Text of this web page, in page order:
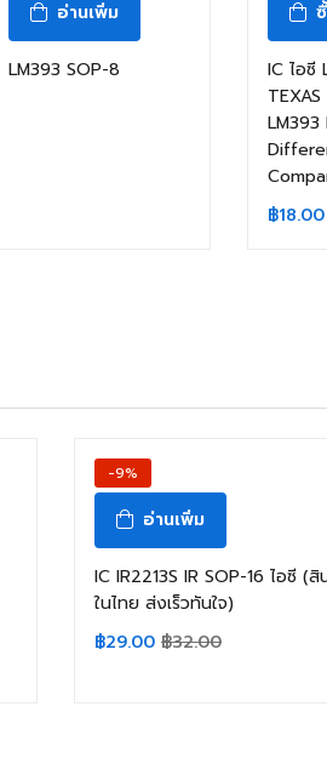
อ่านเพิ่ม
LM393 SOP-8
IC ไอซี
TEXAS
LM393
฿18.00
-9%
อ่านเพิ่ม
IC IR2213S IR SOP-16 ไอซี (สิ
ในไทย ส่งเร็วทันใจ)
฿29.00 ฿32.00